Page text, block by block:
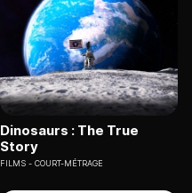
Dinosaurs : The True
Story
FILMS COURT-MÉTRAGE